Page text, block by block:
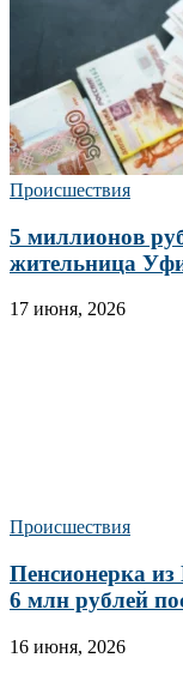
Происшествия
5 миллионов
жительница
17 июня, 2026
Происшествия
Пенсионерка
6 млн рублей
16 июня, 2026